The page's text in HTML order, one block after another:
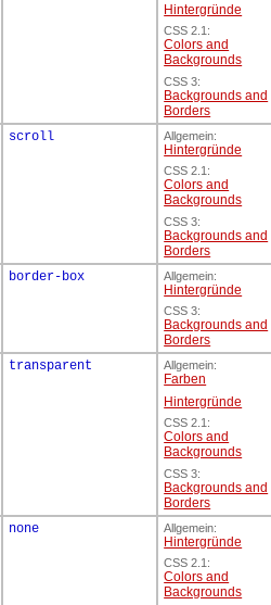
Hintergründe
CSS 2.1:
Colors and
Backgrounds
CSS 3:
Backgrounds and
Borders
scroll Allgemein:
Hintergründe
CSS 2.1:
Colors and
Backgrounds
CSS 3:
Backgrounds and
Borders
border-box Allgemein:
Hintergründe
CSS 3:
Backgrounds and
Borders
transparent Allgemein:
Farben
Hintergründe
CSS 2.1:
Colors and
Backgrounds
CSS 3:
Backgrounds and
Borders
none Allgemein:
Hintergründe
CSS 2.1:
Colors and
Backgrounds